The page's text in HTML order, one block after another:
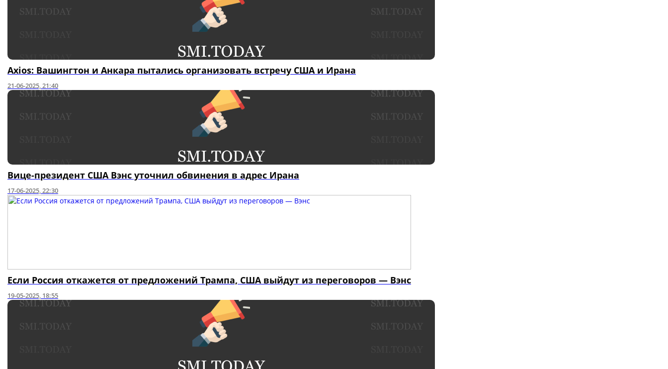
Axios: Вашингтон и Анкара пытались организовать встречу США и Ирана
21-06-2025, 21:40
Вице-президент США Вэнс уточнил обвинения в адрес Ирана
17-06-2025, 22:30
Если Россия откажется от предложений Трампа, США выйдут из переговоров — Вэнс
19-05-2025, 18:55